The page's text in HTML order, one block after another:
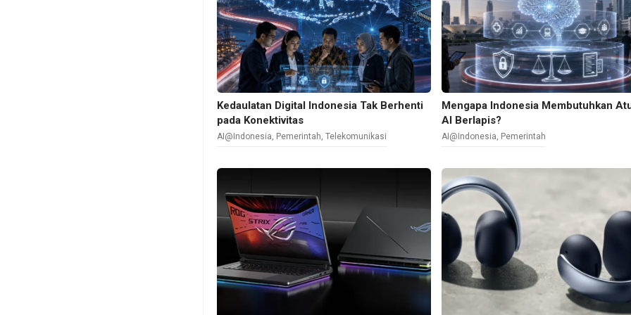
Kedaulatan Digital Indonesia Tak Berhenti
pada Konektivitas
AI@Indonesia, Pemerintah,Telekomunikasi
Mengapa Indonesia Membutuhkan
AI Berlapis?
AI@Indonesia, Pemerintah